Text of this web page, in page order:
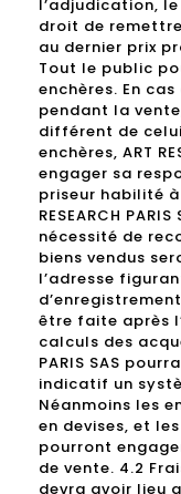
l’adjudication,
droit de
au dernier prix
Tout le public
enchères. En
pendant la
différent de
enchères, ART
engager sa
priseur habilité
RESEARCH
nécessité de
biens vendus
l’adresse
être faite après
calculs des
PARIS SAS
indicatif un
Néanmoins les
en devises, et
pourront
de vente. 4.2
devra avoir lieu